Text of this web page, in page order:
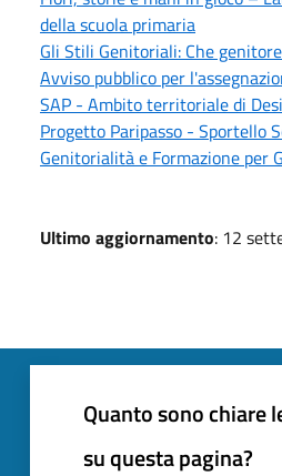
della scuola primaria
Gli Stili Genitoriali: Che
Avviso pubblico per
SAP - Ambito territoriale di
Progetto Paripasso - Sportello
Genitorialità e Formazione per
Ultimo aggiornamento: 12
Quanto sono chiare
su questa pagina?